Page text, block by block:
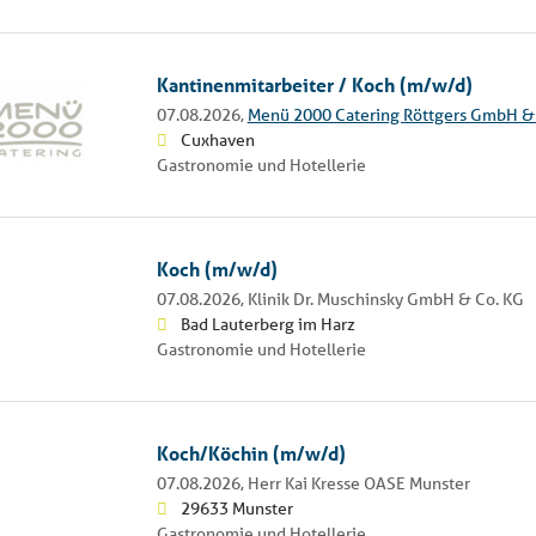
Kantinenmitarbeiter / Koch (m/w/d)
07.08.2026, Menü 2000 Catering Röttgers GmbH &
Cuxhaven
Gastronomie und Hotellerie
Koch (m/w/d)
07.08.2026, Klinik Dr. Muschinsky GmbH & Co. KG
Bad Lauterberg im Harz
Gastronomie und Hotellerie
Koch/Köchin (m/w/d)
07.08.2026, Herr Kai Kresse OASE Munster
29633 Munster